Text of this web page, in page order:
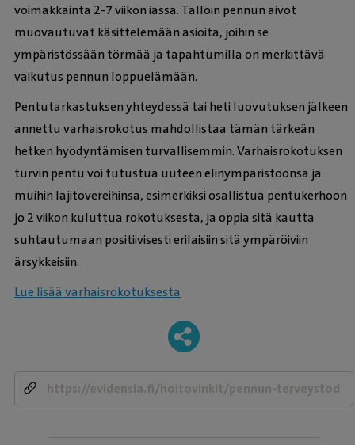
voimakkainta 2-7 viikon iässä. Tällöin pennun aivot
muovautuvat käsittelemään asioita, joihin se
ympäristössään törmää ja tapahtumilla on merkittävä
vaikutus pennun loppuelämään.
Pentutarkastuksen yhteydessä tai heti luovutuksen jälkeen
annettu varhaisrokotus mahdollistaa tämän tärkeän
hetken hyödyntämisen turvallisemmin. Varhaisrokotuksen
turvin pentu voi tutustua uuteen elinympäristöönsä ja
muihin lajitovereihinsa, esimerkiksi osallistua pentukerhoon
jo 2 viikon kuluttua rokotuksesta, ja oppia sitä kautta
suhtautumaan positiivisesti erilaisiin sitä ympäröiviin
ärsykkeisiin.
Lue lisää varhaisrokotuksesta
-